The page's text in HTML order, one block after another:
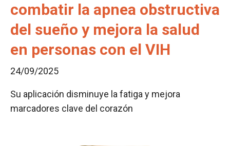
combatir la apnea obstructiva
del sueño y mejora la salud
en personas con el VIH
24/09/2025
Su aplicación disminuye la fatiga y mejora
marcadores clave del corazón